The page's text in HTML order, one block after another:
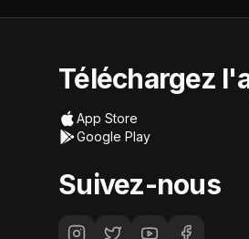
Téléchargez
App Store
Google Play
Suivez-nous